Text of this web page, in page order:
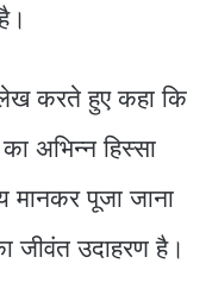
करते हुए कहा कि
अभिन्न हिस्सा
मानकर पूजा जाना
जीवंत उदाहरण है।